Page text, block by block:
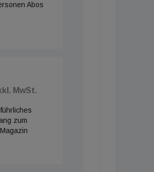
Abos
MwSt.
zum